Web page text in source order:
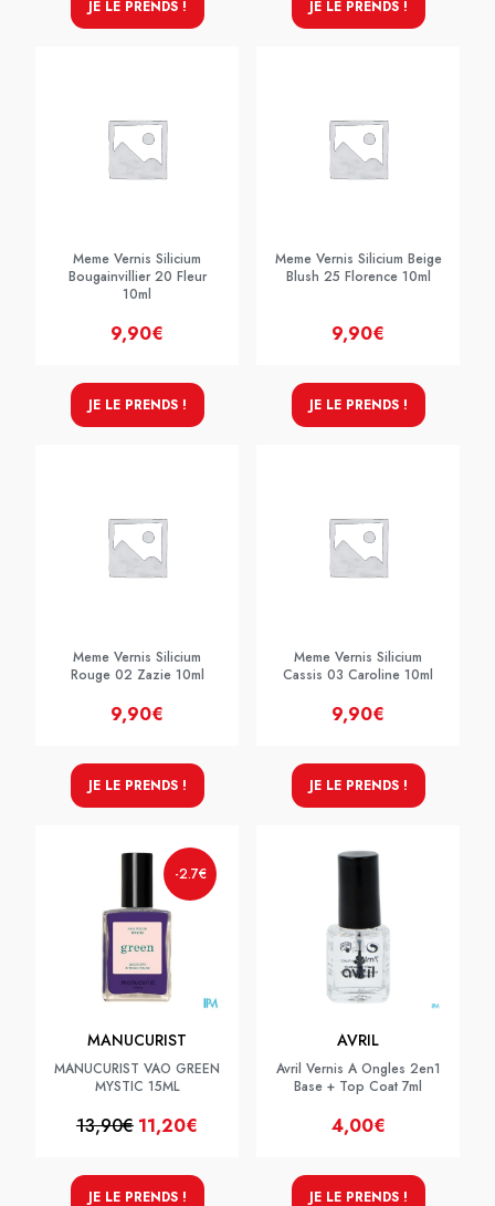
JE LE PRENDS ! JE LE PRENDS !
Meme Vernis Silicium
Bougainvillier 20 Fleur
10ml
9,90€
JE LE PRENDS !
Meme Vernis Silicium Beige
Blush 25 Florence 10ml
9,90€
JE LE PRENDS !
Meme Vernis Silicium
Rouge 02 Zazie 10ml
9,90€
JE LE PRENDS !
Meme Vernis Silicium
Cassis 03 Caroline 10ml
9,90€
JE LE PRENDS !
-2.7€
MANUCURIST
MANUCURIST VAO GREEN
MYSTIC 15ML
13,90€ 11,20€
JE LE PRENDS !
AVRIL
Avril Vernis A Ongles 2en1
Base + Top Coat 7ml
4,00€
JE LE PRENDS !